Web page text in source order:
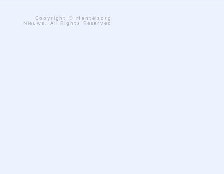
Copyright © Mantelzorg
Nieuws. All Rights Reserved